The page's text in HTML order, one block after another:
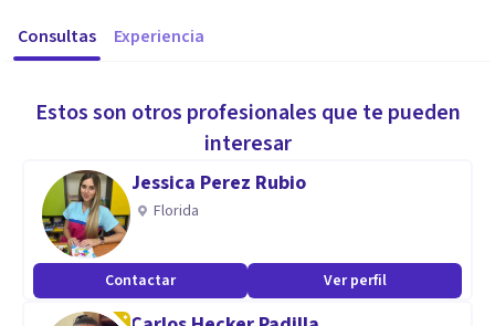
Consultas Experiencia
Estos son otros profesionales que te pueden
interesar
Jessica Perez Rubio
Florida
Contactar Ver perfil